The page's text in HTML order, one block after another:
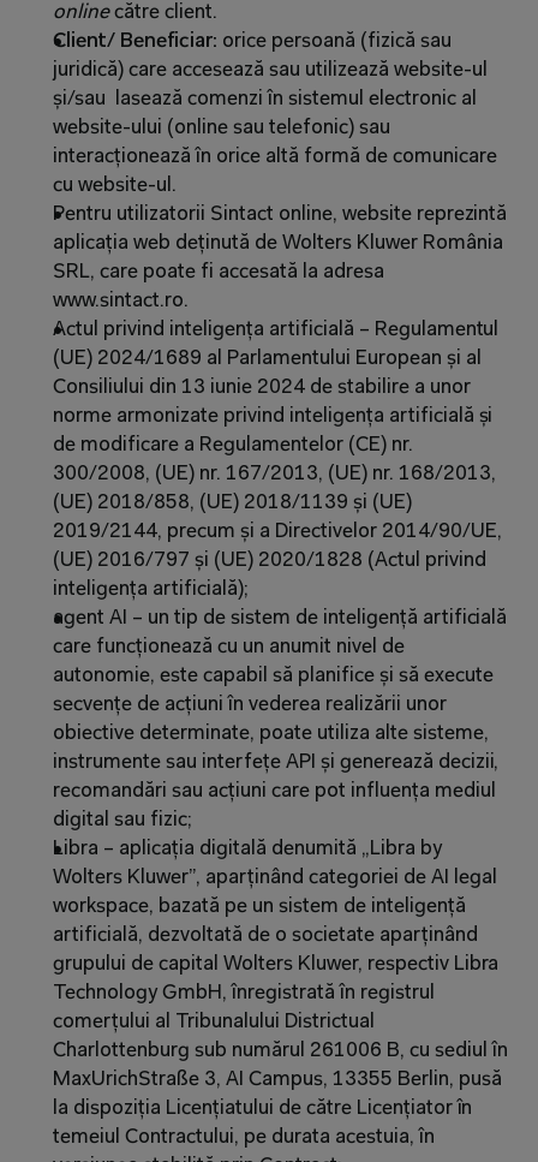
online către client.
Client/ Beneficiar: orice persoană (fizică sau
juridică) care accesează sau utilizează website-ul
și/sau  lasează comenzi în sistemul electronic al
website-ului (online sau telefonic) sau
interacționează în orice altă formă de comunicare
cu website-ul.
Pentru utilizatorii Sintact online, website reprezintă
aplicația web deținută de Wolters Kluwer România
SRL, care poate fi accesată la adresa
www.sintact.ro.
Actul privind inteligența artificială – Regulamentul
(UE) 2024/1689 al Parlamentului European și al
Consiliului din 13 iunie 2024 de stabilire a unor
norme armonizate privind inteligența artificială și
de modificare a Regulamentelor (CE) nr.
300/2008, (UE) nr. 167/2013, (UE) nr. 168/2013,
(UE) 2018/858, (UE) 2018/1139 și (UE)
2019/2144, precum și a Directivelor 2014/90/UE,
(UE) 2016/797 și (UE) 2020/1828 (Actul privind
inteligența artificială);
agent AI – un tip de sistem de inteligență artificială
care funcționează cu un anumit nivel de
autonomie, este capabil să planifice și să execute
secvențe de acțiuni în vederea realizării unor
obiective determinate, poate utiliza alte sisteme,
instrumente sau interfețe API și generează decizii,
recomandări sau acțiuni care pot influența mediul
digital sau fizic;
Libra – aplicația digitală denumită „Libra by
Wolters Kluwer”, aparținând categoriei de AI legal
workspace, bazată pe un sistem de inteligență
artificială, dezvoltată de o societate aparținând
grupului de capital Wolters Kluwer, respectiv Libra
Technology GmbH, înregistrată în registrul
comerțului al Tribunalului Districtual
Charlottenburg sub numărul 261006 B, cu sediul în
MaxUrichStraße 3, AI Campus, 13355 Berlin, pusă
la dispoziția Licențiatului de către Licențiator în
temeiul Contractului, pe durata acestuia, în